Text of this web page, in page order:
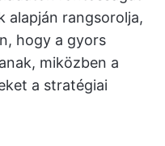
alapján rangsorolja,
hogy a gyors
miközben a
a stratégiai